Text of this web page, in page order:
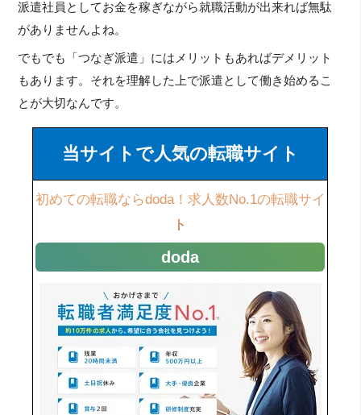
派遣社員としてお金を稼ぎながら就職活動が出来れば無駄
がありませんよね。
でもでも「つなぎ派遣」にはメリットもあればデメリット
もあります。それを理解した上で派遣として働き始めるこ
とが大切なんです。
当サイトで人気の転職サイト
初めての転職ならdoda！求人数No.1の転職サイ
ト
doda